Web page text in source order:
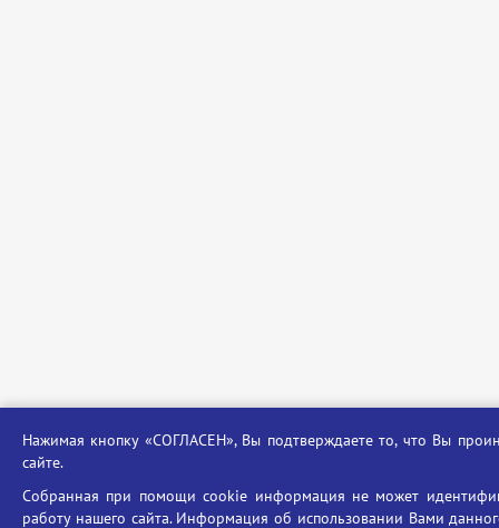
Нажимая кнопку «СОГЛАСЕН», Вы подтверждаете то, что Вы
сайте.
Собранная при помощи cookie информация не может
работу нашего сайта. Информация об использовании Вами